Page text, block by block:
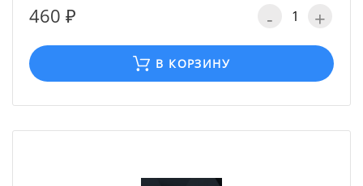
460 ₽ - +
В КОРЗИНУ